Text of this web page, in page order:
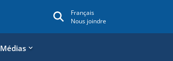
Français
Nous joindre
Médias